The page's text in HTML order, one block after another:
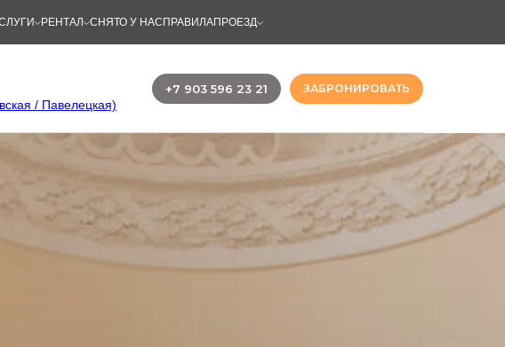
РЕНТАЛ СНЯТО У НАС ПРАВИЛАПРОЕЗД
/ Павелецкая)
+7 903 596 23 21 ЗАБРОНИРОВАТЬ